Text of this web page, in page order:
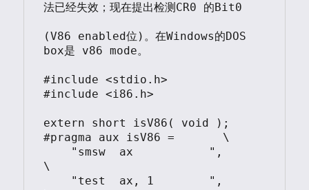
法已经失效；现在提出检测CR0 的Bit0
(V86 enabled位)。在Windows的DOS
box是 v86 mode。
#include <stdio.h>
#include <i86.h>
extern short isV86( void );
#pragma aux isV86 =       \
\